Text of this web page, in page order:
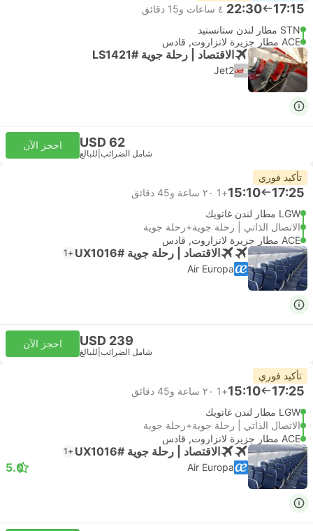
17:15
22:30 ٤ ساعات و‫15 دقائق
STN مطار لندن ستانستيد
ACE مطار جزيرة لانزاروت, قادس
الاقتصاد | رحلة جوية #LS1421
Jet2
USD 62
شامل الضرائب للبالغ
احجز الآن
تأكيد فوري
17:25
15:10
+1
٢٠ ساعة و‫45 دقائق
LGW مطار لندن غاتويك
الاتصال الذاتي | رحلة جوية+رحلة جوية
ACE مطار جزيرة لانزاروت, قادس
الاقتصاد | رحلة جوية #UX1016 +1
Air Europa
USD 239
شامل الضرائب للبالغ
احجز الآن
تأكيد فوري
17:25
15:10
+1
٢٠ ساعة و‫45 دقائق
LGW مطار لندن غاتويك
الاتصال الذاتي | رحلة جوية+رحلة جوية
ACE مطار جزيرة لانزاروت, قادس
الاقتصاد | رحلة جوية #UX1016 +1
Air Europa
5.0